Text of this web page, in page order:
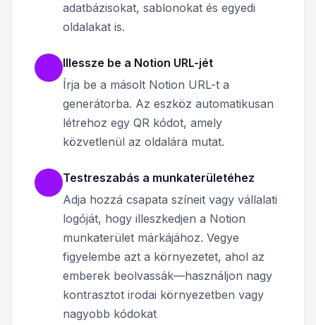
adatbázisokat, sablonokat és egyedi
oldalakat is.
Illessze be a Notion URL-jét
Írja be a másolt Notion URL-t a
generátorba. Az eszköz automatikusan
létrehoz egy QR kódot, amely
közvetlenül az oldalára mutat.
Testreszabás a munkaterületéhez
Adja hozzá csapata színeit vagy vállalati
logóját, hogy illeszkedjen a Notion
munkaterület márkájához. Vegye
figyelembe azt a környezetet, ahol az
emberek beolvassák—használjon nagy
kontrasztot irodai környezetben vagy
nagyobb kódokat